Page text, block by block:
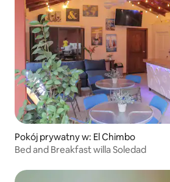
Pokój prywatny w: El Chimbo
Bed and Breakfast willa Soledad